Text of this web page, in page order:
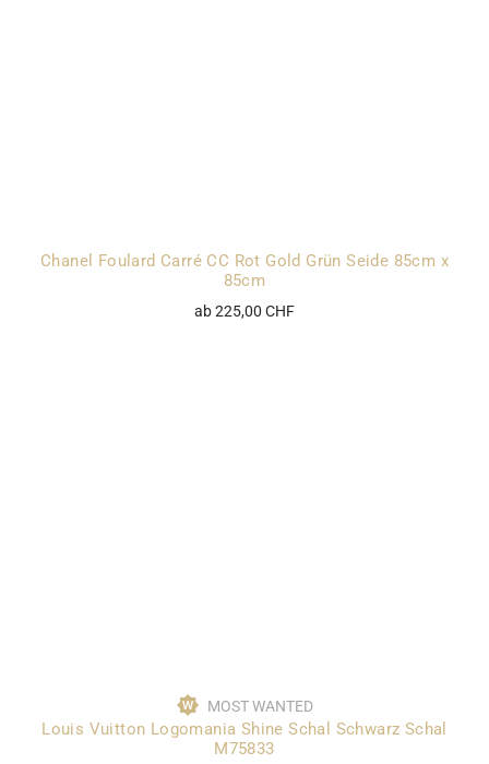
Chanel Foulard Carré CC Rot Gold Grün Seide 85cm x
85cm
ab 225,00 CHF
MOST WANTED
Louis Vuitton Logomania Shine Schal Schwarz Schal
M75833